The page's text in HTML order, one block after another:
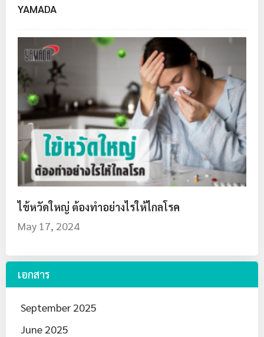
YAMADA
ไข้หวัดใหญ่ ต้องทำอย่างไรให้ไกลโรค
May 17, 2024
เอกสาร
September 2025
June 2025